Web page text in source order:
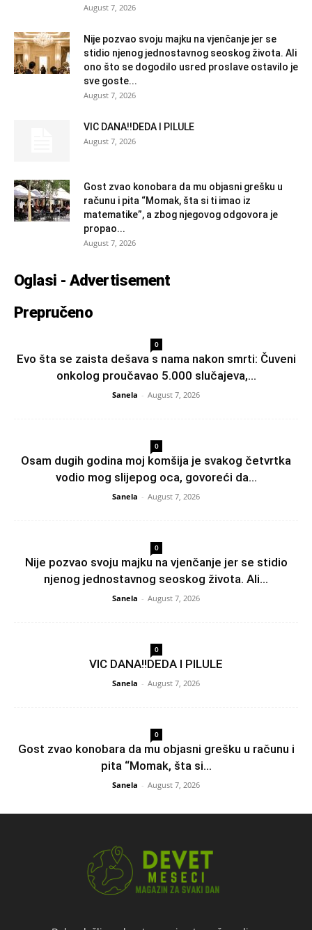
August 7, 2026
Nije pozvao svoju majku na vjenčanje jer se
stidio njenog jednostavnog seoskog života. Ali
ono što se dogodilo usred proslave ostavilo je
sve goste...
August 7, 2026
VIC DANA!!DEDA I PILULE
August 7, 2026
Gost zvao konobara da mu objasni grešku u
računu i pita “Momak, šta si ti imao iz
matematike”, a zbog njegovog odgovora je
propao...
August 7, 2026
Oglasi - Advertisement
Prepručeno
0
Evo šta se zaista dešava s nama nakon smrti: Čuveni
onkolog proučavao 5.000 slučajeva,...
Sanela - August 7, 2026
0
Osam dugih godina moj komšija je svakog četvrtka
vodio mog slijepog oca, govoreći da...
Sanela - August 7, 2026
0
Nije pozvao svoju majku na vjenčanje jer se stidio
njenog jednostavnog seoskog života. Ali...
Sanela - August 7, 2026
0
VIC DANA!!DEDA I PILULE
Sanela - August 7, 2026
0
Gost zvao konobara da mu objasni grešku u računu i
pita “Momak, šta si...
Sanela - August 7, 2026